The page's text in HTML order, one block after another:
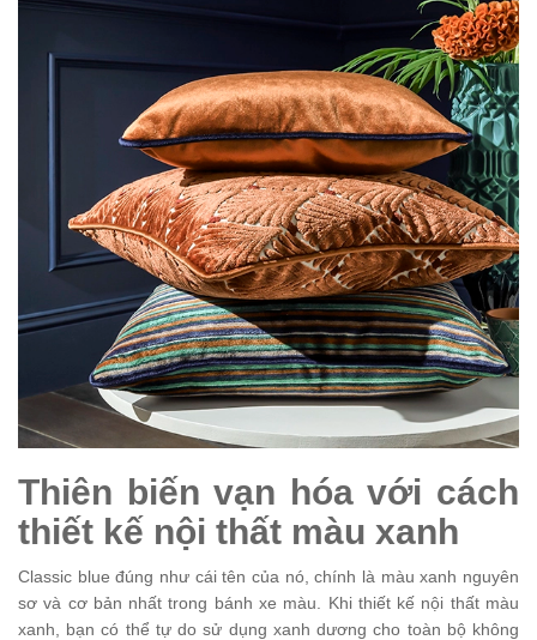
Thiên biến vạn hóa với cách
thiết kế nội thất màu xanh
Classic blue đúng như cái tên của nó, chính là màu xanh nguyên
sơ và cơ bản nhất trong bánh xe màu. Khi thiết kế nội thất màu
xanh, bạn có thể tự do sử dụng xanh dương cho toàn bộ không